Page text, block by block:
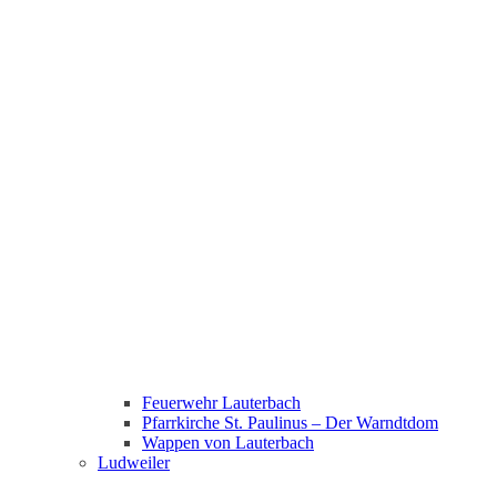
Feuerwehr Lauterbach
Pfarrkirche St. Paulinus – Der Warndtdom
Wappen von Lauterbach
Ludweiler